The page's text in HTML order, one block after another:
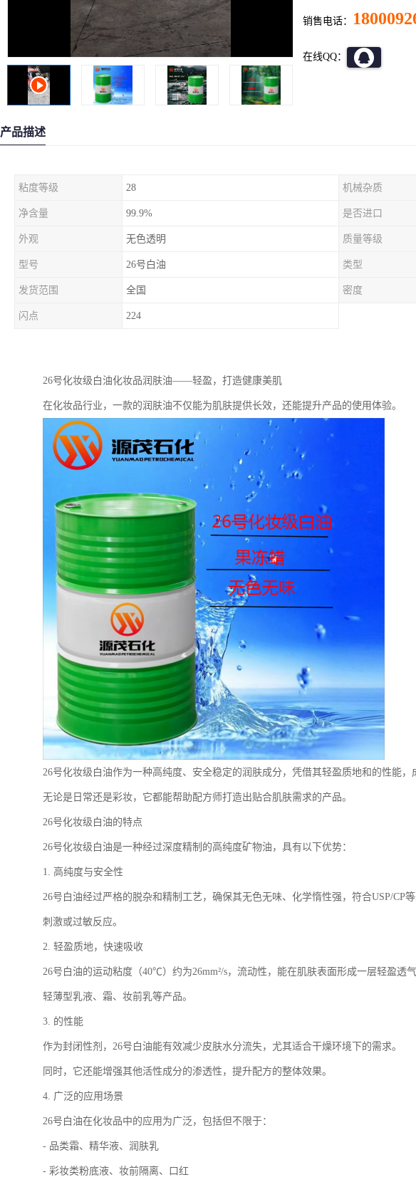
销售电话：
在线QQ：
产品描述
粘度等级 28 机械杂质
净含量 99.9% 是否进口
外观 无色透明 质量等级
型号 26号白油 类型
发货范围 全国 密度
闪点 224
26号化妆级白油化妆品润肤油——轻盈，打造健康美肌
在化妆品行业，一款的润肤油不仅能为肌肤提供长效，还能提升产品的使用体验。
26号化妆级白油作为一种高纯度、安全稳定的润肤成分，凭借其轻盈质地和的性能，
无论是日常还是彩妆，它都能帮助配方师打造出贴合肌肤需求的产品。
26号化妆级白油的特点
26号化妆级白油是一种经过深度精制的高纯度矿物油，具有以下优势：
1. 高纯度与安全性
26号白油经过严格的脱杂和精制工艺，确保其无色无味、化学惰性强，符合USP/CP
刺激或过敏反应。
2. 轻盈质地，快速吸收
26号白油的运动粘度（40℃）约为26mm²/s，流动性，能在肌肤表面形成一层轻盈透
轻薄型乳液、霜、妆前乳等产品。
3. 的性能
作为封闭性剂，26号白油能有效减少皮肤水分流失，尤其适合干燥环境下的需求。
同时，它还能增强其他活性成分的渗透性，提升配方的整体效果。
4. 广泛的应用场景
26号白油在化妆品中的应用为广泛，包括但不限于：
- 品类霜、精华液、润肤乳
- 彩妆类粉底液、妆前隔离、口红